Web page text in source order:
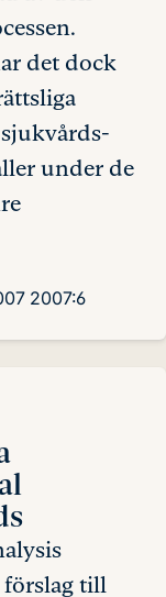
det dock
under de
2007:6
till